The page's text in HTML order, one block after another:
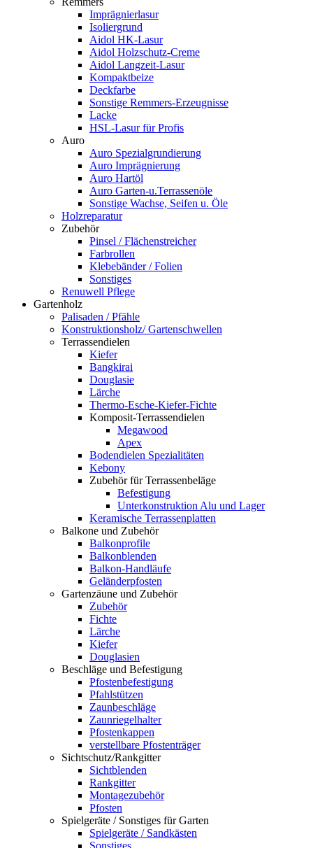
Imprägnierlasur
Isoliergrund
Aidol HK-Lasur
Aidol Holzschutz-Creme
Aidol Langzeit-Lasur
Kompaktbeize
Deckfarbe
Sonstige Remmers-Erzeugnisse
Lacke
HSL-Lasur für Profis
Auro
Auro Spezialgrundierung
Auro Imprägnierung
Auro Hartöl
Auro Garten-u.Terrassenöle
Sonstige Wachse, Seifen u. Öle
Holzreparatur
Zubehör
Pinsel / Flächenstreicher
Farbrollen
Klebebänder / Folien
Sonstiges
Renuwell Pflege
Gartenholz
Palisaden / Pfähle
Konstruktionsholz/ Gartenschwellen
Terrassendielen
Kiefer
Bangkirai
Douglasie
Lärche
Thermo-Esche-Kiefer-Fichte
Komposit-Terrassendielen
Megawood
Apex
Bodendielen Spezialitäten
Kebony
Zubehör für Terrassenbeläge
Befestigung
Unterkonstruktion Alu und Lager
Keramische Terrassenplatten
Balkone und Zubehör
Balkonprofile
Balkonblenden
Balkon-Handläufe
Geländerpfosten
Gartenzäune und Zubehör
Zubehör
Fichte
Lärche
Kiefer
Douglasien
Beschläge und Befestigung
Pfostenbefestigung
Pfahlstützen
Zaunbeschläge
Zaunriegelhalter
Pfostenkappen
verstellbare Pfostenträger
Sichtschutz/Rankgitter
Sichtblenden
Rankgitter
Montagezubehör
Pfosten
Spielgeräte / Sonstiges für Garten
Spielgeräte / Sandkästen